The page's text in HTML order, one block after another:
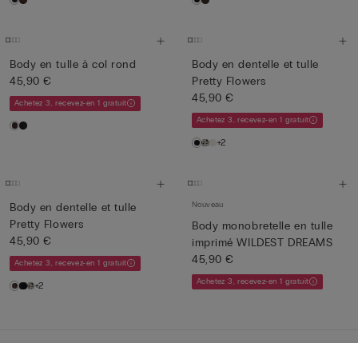
Body en tulle à col rond
45,90 €
Achetez 3, recevez-en 1 gratuit
Body en dentelle et tulle
Pretty Flowers
45,90 €
Achetez 3, recevez-en 1 gratuit
+2
Body en dentelle et tulle
Pretty Flowers
45,90 €
Achetez 3, recevez-en 1 gratuit
+2
Nouveau
Body monobretelle en tulle
imprimé WILDEST DREAMS
45,90 €
Achetez 3, recevez-en 1 gratuit